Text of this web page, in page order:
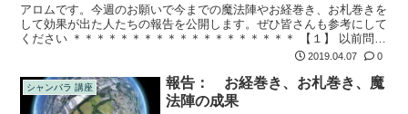
アロムです。今週のお願いで今までの魔法陣やお経巻き、お札巻きを
して効果が出た人たちの報告を公開します。ぜひ皆さんも参考にして
ください ＊＊＊＊＊＊＊＊＊＊＊＊＊＊＊＊＊＊＊ 【１】 以前問い
2019.04.07 0
シャンバラ 講座
報告： お経巻き、お札巻き、魔
法陣の成果